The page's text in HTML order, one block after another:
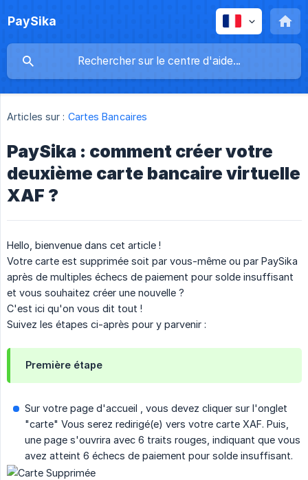
PaySika
Articles sur : Cartes Bancaires
PaySika : comment créer votre
deuxième carte bancaire virtuelle
XAF ?
Hello, bienvenue dans cet article !
Votre carte est supprimée soit par vous-même ou par PaySika
après de multiples échecs de paiement pour solde insuffisant
et vous souhaitez créer une nouvelle ?
C'est ici qu'on vous dit tout !
Suivez les étapes ci-après pour y parvenir :
Première étape
Sur votre page d'accueil , vous devez cliquer sur l'onglet
"carte" Vous serez redirigé(e) vers votre carte XAF. Puis,
une page s'ouvrira avec 6 traits rouges, indiquant que vous
avez atteint 6 échecs de paiement pour solde insuffisant.